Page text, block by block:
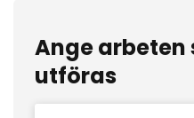
Ange arbeten
utföras